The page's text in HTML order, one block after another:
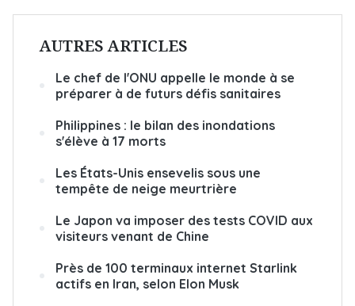
AUTRES ARTICLES
Le chef de l'ONU appelle le monde à se
préparer à de futurs défis sanitaires
Philippines : le bilan des inondations
s'élève à 17 morts
Les États-Unis ensevelis sous une
tempête de neige meurtrière
Le Japon va imposer des tests COVID aux
visiteurs venant de Chine
Près de 100 terminaux internet Starlink
actifs en Iran, selon Elon Musk